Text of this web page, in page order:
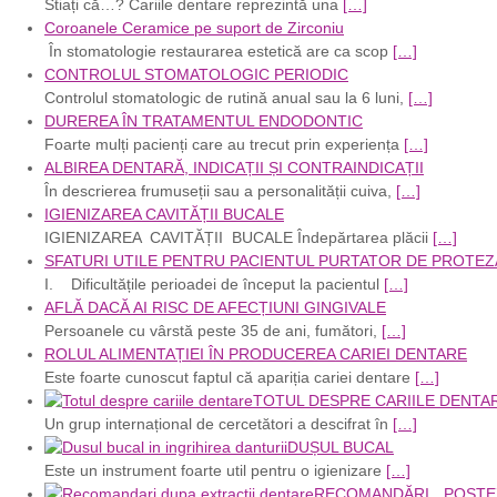
Stiați că…? Cariile dentare reprezintă una […]
Coroanele Ceramice pe suport de Zirconiu
În stomatologie restaurarea estetică are ca scop […]
CONTROLUL STOMATOLOGIC PERIODIC
Controlul stomatologic de rutină anual sau la 6 luni, […]
DUREREA ÎN TRATAMENTUL ENDODONTIC
Foarte mulți pacienți care au trecut prin experiența […]
ALBIREA DENTARĂ, INDICAȚII ȘI CONTRAINDICAȚII
În descrierea frumuseții sau a personalității cuiva, […]
IGIENIZAREA CAVITĂȚII BUCALE
IGIENIZAREA CAVITĂȚII BUCALE Îndepărtarea plăcii […]
SFATURI UTILE PENTRU PACIENTUL PURTATOR DE
I. Dificultățile perioadei de început la pacientul […]
AFLĂ DACĂ AI RISC DE AFECȚIUNI GINGIVALE
Persoanele cu vârstă peste 35 de ani, fumători, […]
ROLUL ALIMENTAȚIEI ÎN PRODUCEREA CARIEI DENTARE
Este foarte cunoscut faptul că apariția cariei dentare […]
TOTUL DESPRE CARIILE
Un grup internațional de cercetători a descifrat în […]
DUȘUL BUCAL
Este un instrument foarte util pentru o igienizare […]